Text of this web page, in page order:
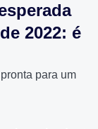
2022: é
para um